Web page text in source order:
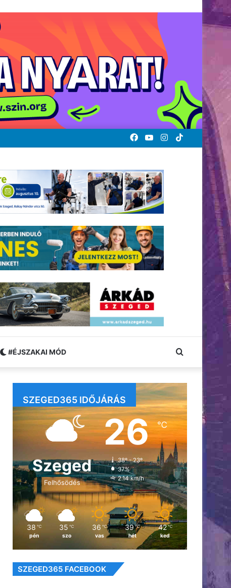
TikTok
Instagram
YouTube
Facebook
#ÉJSZAKAI MÓD Keresés:
SZEGED365 IDŐJÁRÁS
Szeged
Felhősödés
26℃
38º - 23º
37%
2.14 km/h
38 ℃
pén
35 ℃
szo
36 ℃
vas
39 ℃
hét
42 ℃
ked
SZEGED365 FACEBOOK